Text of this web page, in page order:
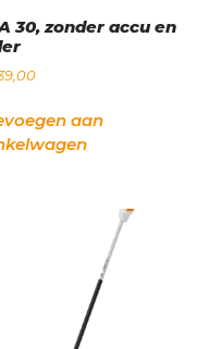
30, zonder accu en
aan